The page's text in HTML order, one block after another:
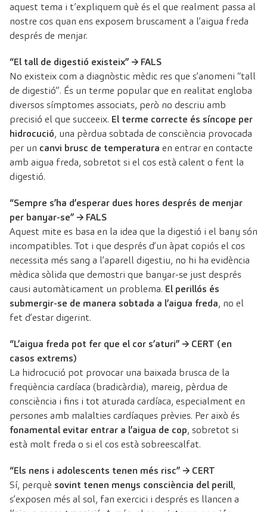
aquest tema i t’expliquem què és el que realment passa al
nostre cos quan ens exposem bruscament a l’aigua freda
després de menjar.
“El tall de digestió existeix” → FALS
No existeix com a diagnòstic mèdic res que s’anomeni “tall
de digestió”. És un terme popular que en realitat engloba
diversos símptomes associats, però no descriu amb
precisió el que succeeix. El terme correcte és síncope per
hidrocució, una pèrdua sobtada de consciència provocada
per un canvi brusc de temperatura en entrar en contacte
amb aigua freda, sobretot si el cos està calent o fent la
digestió.
“Sempre s’ha d’esperar dues hores després de menjar
per banyar-se” → FALS
Aquest mite es basa en la idea que la digestió i el bany són
incompatibles. Tot i que després d’un àpat copiós el cos
necessita més sang a l’aparell digestiu, no hi ha evidència
mèdica sòlida que demostri que banyar-se just després
causi automàticament un problema. El perillós és
submergir-se de manera sobtada a l’aigua freda, no el
fet d’estar digerint.
“L’aigua freda pot fer que el cor s’aturi” → CERT (en
casos extrems)
La hidrocució pot provocar una baixada brusca de la
freqüència cardíaca (bradicàrdia), mareig, pèrdua de
consciència i fins i tot aturada cardíaca, especialment en
persones amb malalties cardíaques prèvies. Per això és
fonamental evitar entrar a l’aigua de cop, sobretot si
està molt freda o si el cos està sobreescalfat.
“Els nens i adolescents tenen més risc” → CERT
Sí, perquè sovint tenen menys consciència del perill,
s’exposen més al sol, fan exercici i després es llancen a